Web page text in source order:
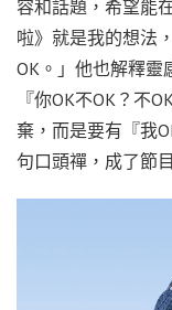
容和話題，希望能
啦》就是我的想法
OK。」他也解釋靈
『你OK不OK？不
棄，而是要有『我
句口頭禪，成了節